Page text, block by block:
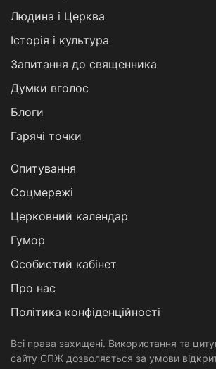
Людина і Церква
Історія і культура
Запитання до священника
Думки вголос
Блоги
Гарячі точки
Опитування
Соцмережі
Церковний календар
Гумор
Особистий кабінет
Про нас
Політика конфіденційності
Всі права захищені. Використання та
сайту СПЖ дозволяється за умови